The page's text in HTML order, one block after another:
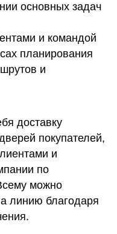
основных задач
и командой
планирования
и
доставку
покупателей,
и
по
можно
линию благодаря